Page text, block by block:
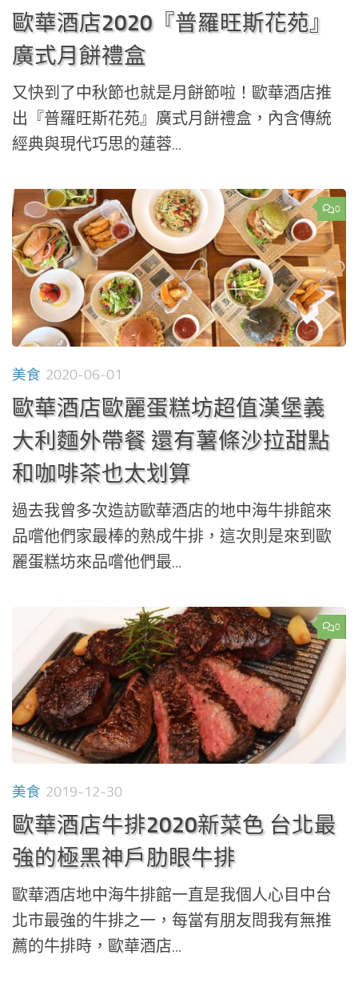
歐華酒店2020『普羅旺斯花苑』
廣式月餅禮盒
又快到了中秋節也就是月餅節啦！歐華酒店推
出『普羅旺斯花苑』廣式月餅禮盒，內含傳統
經典與現代巧思的蓮蓉...
0
美食 2020-06-01
歐華酒店歐麗蛋糕坊超值漢堡義
大利麵外帶餐 還有薯條沙拉甜點
和咖啡茶也太划算
過去我曾多次造訪歐華酒店的地中海牛排館來
品嚐他們家最棒的熟成牛排，這次則是來到歐
麗蛋糕坊來品嚐他們最...
0
美食 2019-12-30
歐華酒店牛排2020新菜色 台北最
強的極黑神戶肋眼牛排
歐華酒店地中海牛排館一直是我個人心目中台
北市最強的牛排之一，每當有朋友問我有無推
薦的牛排時，歐華酒店...